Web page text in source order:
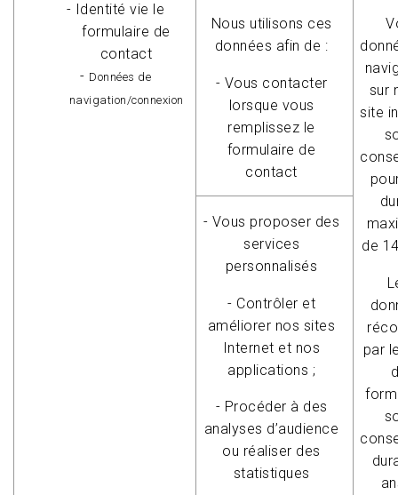
- Identité vie le
formulaire de
contact
- Données de
navigation/connexion
Nous utilisons ces
données afin de :
- Vous contacter
lorsque vous
remplissez le
formulaire de
contact
sur
site
de
par
- Vous proposer des
services
personnalisés
- Contrôler et
améliorer nos sites
Internet et nos
applications ;
- Procéder à des
analyses d’audience
ou réaliser des
statistiques